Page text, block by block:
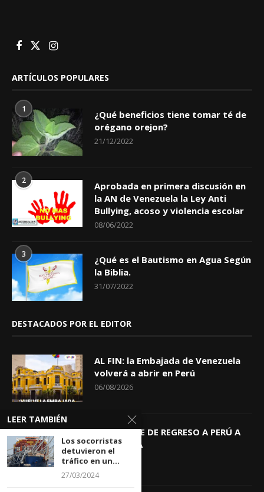
ARTÍCULOS POPULARES
1
¿Qué beneficios tiene tomar té de
orégano orejon?
21/12/2022
2
Aprobada en primera discusión en
la AN de Venezuela la Ley Anti
Bullying, acoso y violencia escolar
08/06/2022
3
¿Qué es el Bautismo en Agua Según
la Biblia.
31/07/2022
DESTACADOS POR EL EDITOR
AL FIN: la Embajada de Venezuela
volverá a abrir en Perú
06/08/2026
KEIKO TRAE DE REGRESO A PERÚ A
GIOVANNA
04/08/2026
LEER TAMBIÉN
Los socorristas
detuvieron el
tráfico en un...
27/03/2024